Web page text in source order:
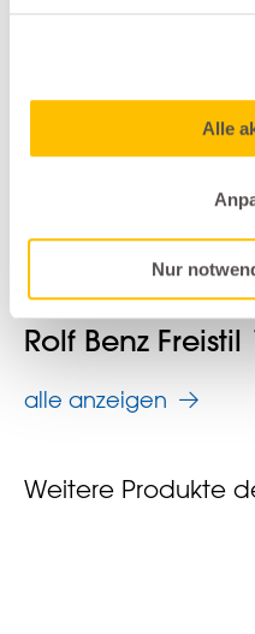
Alle
Nur
alle anzeigen
Rolf Benz Freistil
Rolf Benz Freistil
Weitere Produkte